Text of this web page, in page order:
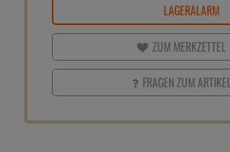
LAGERALARM
ZUM MERKZETTEL
FRAGEN ZUM ARTIKEL